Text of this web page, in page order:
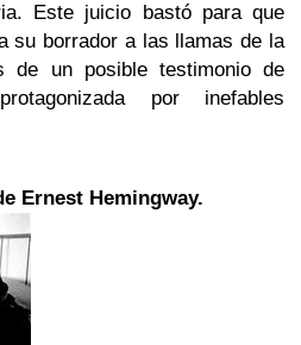
Este juicio bastó para que
su borrador a las llamas de la
de un posible testimonio de
por inefables
Ernest Hemingway.